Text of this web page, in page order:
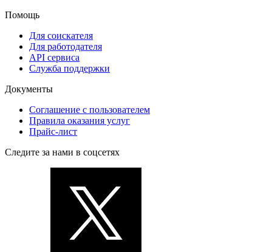
Помощь
Для соискателя
Для работодателя
API сервиса
Служба поддержки
Документы
Соглашение с пользователем
Правила оказания услуг
Прайс-лист
Следите за нами в соцсетях